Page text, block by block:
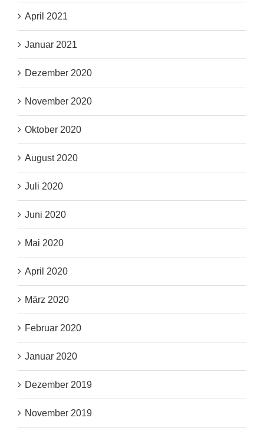
April 2021
Januar 2021
Dezember 2020
November 2020
Oktober 2020
August 2020
Juli 2020
Juni 2020
Mai 2020
April 2020
März 2020
Februar 2020
Januar 2020
Dezember 2019
November 2019